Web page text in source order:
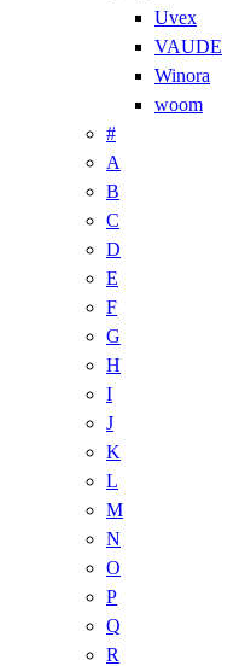
Uvex
VAUDE
Winora
woom
#
A
B
C
D
E
F
G
H
I
J
K
L
M
N
O
P
Q
R